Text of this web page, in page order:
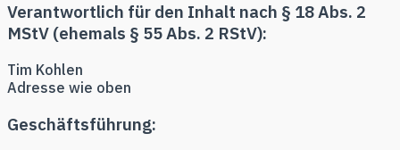
Verantwortlich für den Inhalt nach § 18 Abs. 2
MStV (ehemals § 55 Abs. 2 RStV):
Tim Kohlen
Adresse wie oben
Geschäftsführung: